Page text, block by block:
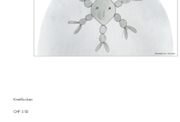
Knetflocken
Preis
CHF 3.50